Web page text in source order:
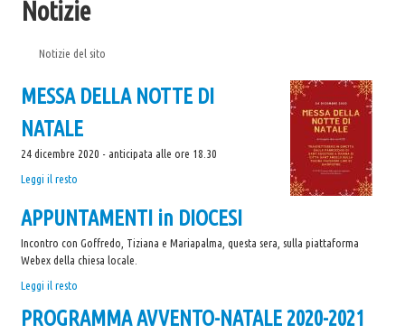
Eccomi
La Sorgente
Catechesi
Notizie
Gallery
L'Oratorio in Festa 2015
Festa di Benvenuto 17/10/2015
Notizie
Notizie del sito
MESSA DELLA NOTTE DI
NATALE
24 dicembre 2020 - anticipata alle ore 18.30
MESSA
NOTTE
DI
NATALE
-
Leggi il resto
APPUNTAMENTI in DIOCESI
Incontro con Goffredo, Tiziana e Mariapalma, questa sera, sulla piattaforma
Webex della chiesa locale.
APPUNTAMENTI
DIOCESI
Leggi il resto
PROGRAMMA AVVENTO-NATALE 2020-2021